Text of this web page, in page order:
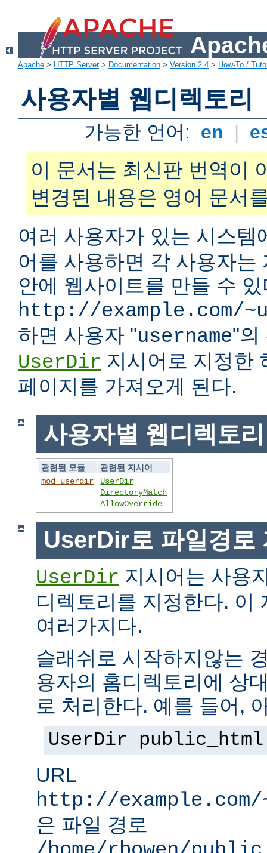
Apache > HTTP Server> Documentation > Version 2.4 > How-To /
사용자별 웹디렉토리
가능한 언어: en |
이 문서는 최신판 번역이
변경된 내용은 영어 문서
여러 사용자가 있는 시스템
어를 사용하면 각 사용자는
안에 웹사이트를 만들 수
http://example.com/
하면 사용자 "username"의
UserDir 지시어로 지정한
페이지를 가져오게 된다.
사용자별 웹디렉토리
관련된 모듈
관련된 지시어
mod_userdir
UserDir
DirectoryMatch
AllowOverride
UserDir로 파일경로
UserDir 지시어는 사용
디렉토리를 지정한다. 이
여러가지다.
슬래쉬로 시작하지않는
용자의 홈디렉토리에 상
로 처리한다. 예를 들어,
UserDir public_html
URL
http://
은 파일 경로